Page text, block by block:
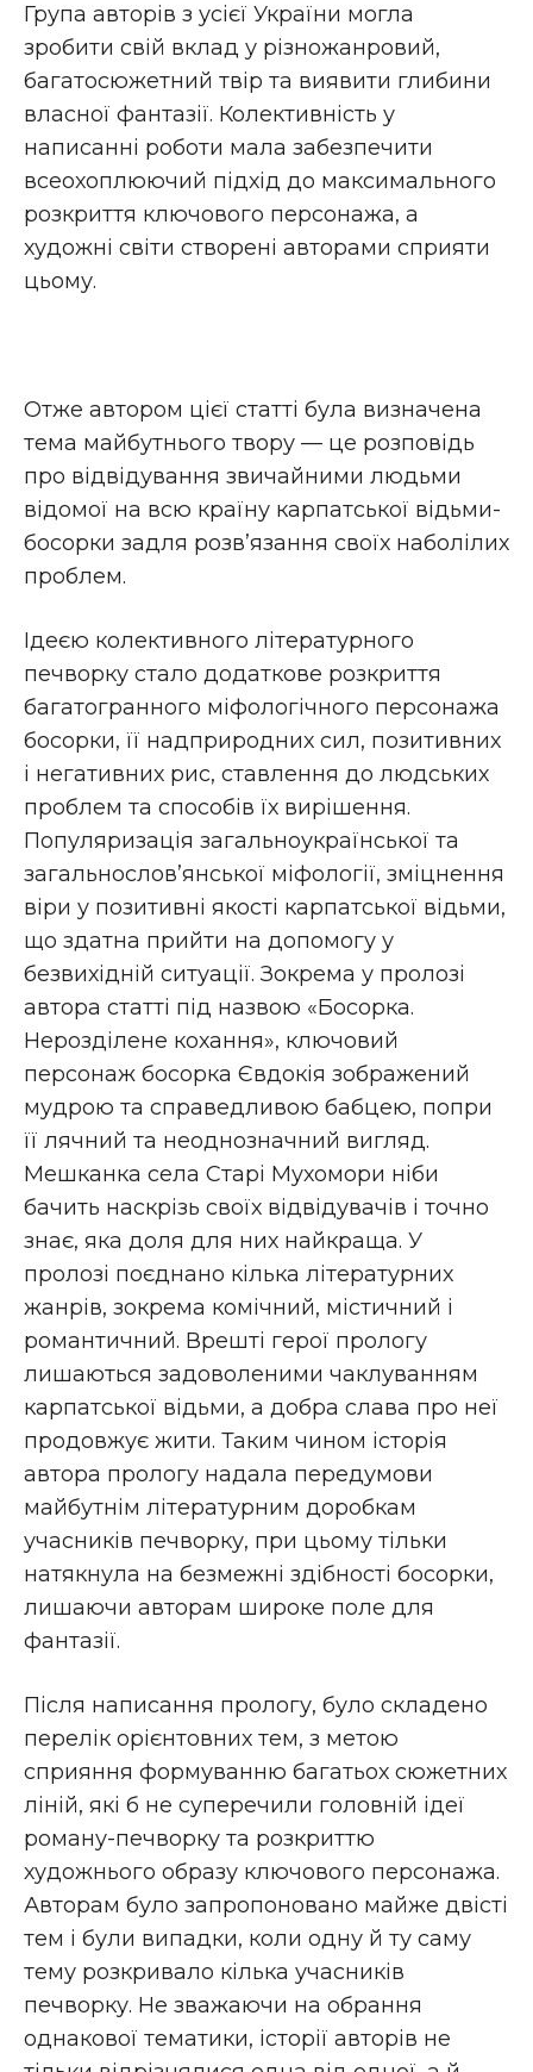
Група авторів з усієї України могла
зробити свій вклад у різножанровий,
багатосюжетний твір та виявити глибини
власної фантазії. Колективність у
написанні роботи мала забезпечити
всеохоплюючий підхід до максимального
розкриття ключового персонажа, а
художні світи створені авторами сприяти
цьому.
Отже автором цієї статті була визначена
тема майбутнього твору — це розповідь
про відвідування звичайними людьми
відомої на всю країну карпатської відьми-
босорки задля розв’язання своїх наболілих
проблем.
Ідеєю колективного літературного
печворку стало додаткове розкриття
багатогранного міфологічного персонажа
босорки, її надприродних сил, позитивних
і негативних рис, ставлення до людських
проблем та способів їх вирішення.
Популяризація загальноукраїнської та
загальнослов’янської міфології, зміцнення
віри у позитивні якості карпатської відьми,
що здатна прийти на допомогу у
безвихідній ситуації. Зокрема у пролозі
автора статті під назвою «Босорка.
Нерозділене кохання», ключовий
персонаж босорка Євдокія зображений
мудрою та справедливою бабцею, попри
її лячний та неоднозначний вигляд.
Мешканка села Старі Мухомори ніби
бачить наскрізь своїх відвідувачів і точно
знає, яка доля для них найкраща. У
пролозі поєднано кілька літературних
жанрів, зокрема комічний, містичний і
романтичний. Врешті герої прологу
лишаються задоволеними чаклуванням
карпатської відьми, а добра слава про неї
продовжує жити. Таким чином історія
автора прологу надала передумови
майбутнім літературним доробкам
учасників печворку, при цьому тільки
натякнула на безмежні здібності босорки,
лишаючи авторам широке поле для
фантазії.
Після написання прологу, було складено
перелік орієнтовних тем, з метою
сприяння формуванню багатьох сюжетних
ліній, які б не суперечили головній ідеї
роману-печворку та розкриттю
художнього образу ключового персонажа.
Авторам було запропоновано майже двісті
тем і були випадки, коли одну й ту саму
тему розкривало кілька учасників
печворку. Не зважаючи на обрання
однакової тематики, історії авторів не